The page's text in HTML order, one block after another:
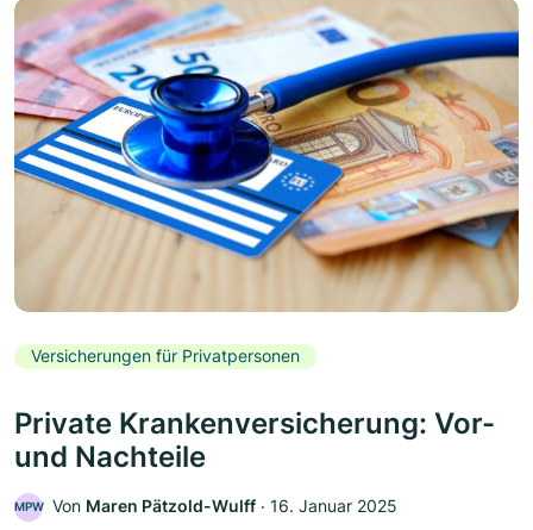
Versicherungen für Privatpersonen
Private Krankenversicherung: Vor-
und Nachteile
MPW Von Maren Pätzold-Wulff ‧ 16. Januar 2025